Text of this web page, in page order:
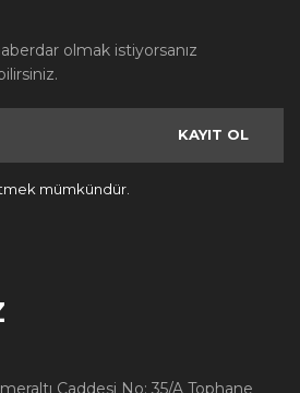
olmak istiyorsanız
KAYIT OL
mümkündür.
Caddesi No: 35/A Tophane